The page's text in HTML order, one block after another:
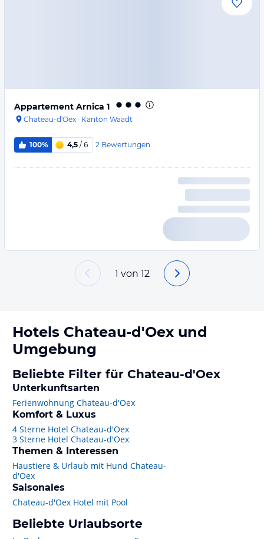
Appartement Arnica 1
Chateau-d'Oex · Kanton Waadt
100% 4,5 / 6 2 Bewertungen
1 von 12
Hotels Chateau-d'Oex und
Umgebung
Beliebte Filter für Chateau-d'Oex
Unterkunftsarten
Ferienwohnung Chateau-d'Oex
Komfort & Luxus
4 Sterne Hotel Chateau-d'Oex
3 Sterne Hotel Chateau-d'Oex
Themen & Interessen
Haustiere & Urlaub mit Hund Chateau-
d'Oex
Saisonales
Chateau-d'Oex Hotel mit Pool
Beliebte Urlaubsorte